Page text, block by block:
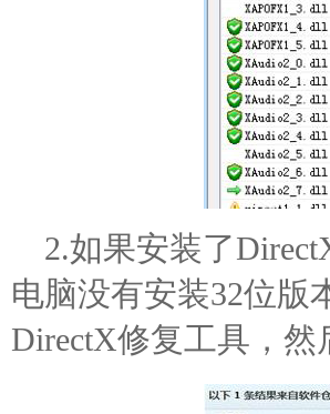
2.如果安装了
电脑没有安装32位版
DirectX修复工具，